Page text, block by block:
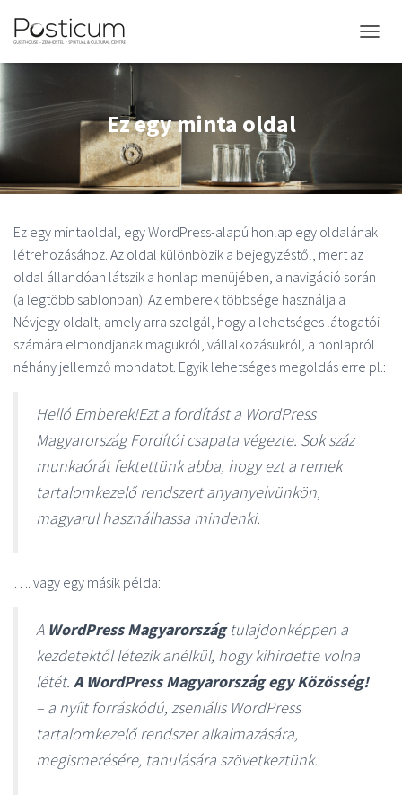
Ez egy minta oldal
Ez egy mintaoldal, egy WordPress-alapú honlap egy oldalának
létrehozásához. Az oldal különbözik a bejegyzéstől, mert az
oldal állandóan látszik a honlap menüjében, a navigáció során
(a legtöbb sablonban). Az emberek többsége használja a
Névjegy oldalt, amely arra szolgál, hogy a lehetséges látogatói
számára elmondjanak magukról, vállalkozásukról, a honlapról
néhány jellemző mondatot. Egyik lehetséges megoldás erre pl.:
Helló Emberek!Ezt a fordítást a WordPress
Magyarország Fordítói csapata végezte. Sok száz
munkaórát fektettünk abba, hogy ezt a remek
tartalomkezelő rendszert anyanyelvünkön,
magyarul használhassa mindenki.
…. vagy egy másik példa:
AWordPress Magyarországtulajdonképpen a
kezdetektől létezik anélkül, hogy kihirdette volna
létét. A WordPress Magyarország egy Közösség!
– a nyílt forráskódú, zseniális WordPress
tartalomkezelő rendszer alkalmazására,
megismerésére, tanulására szövetkeztünk.